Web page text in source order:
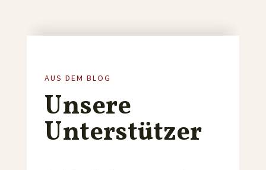
AUS DEM BLOG
Unsere
Unterstützer